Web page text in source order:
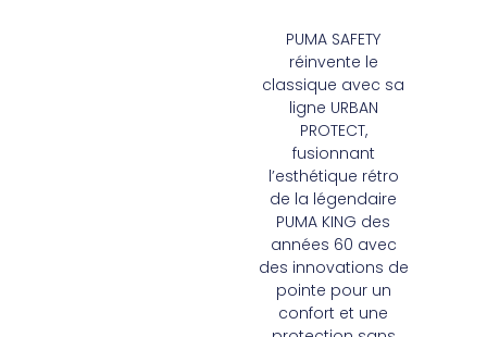
PUMA SAFETY
réinvente le
classique avec sa
ligne URBAN
PROTECT,
fusionnant
l’esthétique rétro
de la légendaire
PUMA KING des
années 60 avec
des innovations de
pointe pour un
confort et une